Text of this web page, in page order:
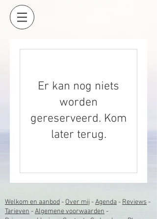
Er kan nog niets
worden
gereserveerd. Kom
later terug.
Welkom en aanbod- Over mij -Agenda - Reviews -
Tarieven -Algemene voorwaarden -